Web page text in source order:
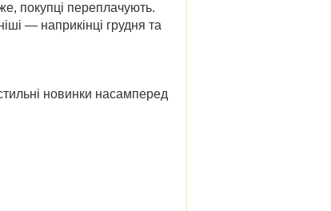
покупці переплачують.
— наприкінці грудня та
новинки насамперед